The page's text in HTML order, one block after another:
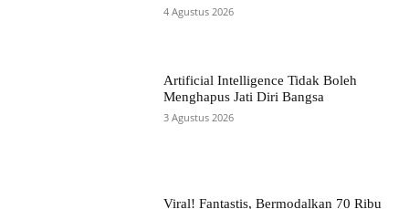
4 Agustus 2026
Artificial Intelligence Tidak Boleh
Menghapus Jati Diri Bangsa
3 Agustus 2026
Viral! Fantastis, Bermodalkan 70 Ribu